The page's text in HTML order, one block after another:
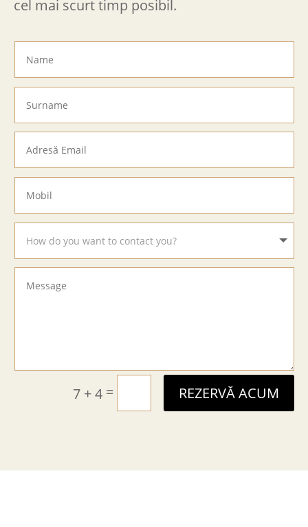
cel mai scurt timp posibil.
7 + 4 = REZERVĂ ACUM